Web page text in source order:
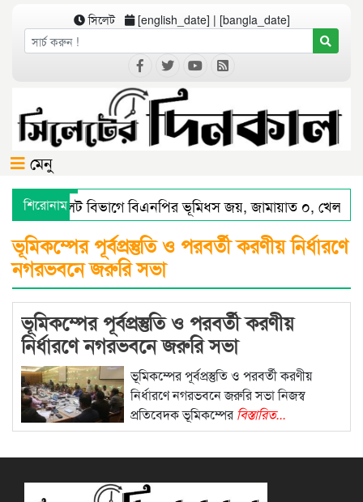
সিলেট [english_date] | [bangla_date]
মেনু
শিরোনাম
সিলেট বিভাগে বিএনপির ভূমিধস জয়, জামায়াত ০,
সিলেটে স্মার্ট পুলিশিংয়ে আইন-শৃঙ্খলায় স্বস্তি : শ’ত দিনে
ভূমিকম্পের পূর্বপ্রস্তুতি ও পরবর্তী করণীয় নির্ধারণে
নগরভবনে জরুরি সভা
ভূমিকম্পের পূর্বপ্রস্তুতি ও পরবর্তী করণীয়
নির্ধারণে নগরভবনে জরুরি সভা
ভূমিকম্পের পূর্বপ্রস্তুতি ও পরবর্তী করণীয়
নির্ধারণে নগরভবনে জরুরি সভা নিজস্ব
প্রতিবেদক ভূমিকম্পের বিস্তারিত...